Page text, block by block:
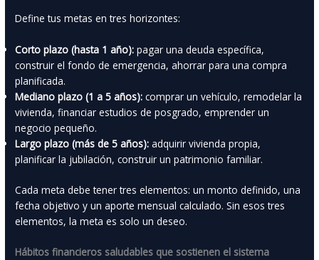
Define tus metas en tres horizontes:
Corto plazo (hasta 1 año): pagar una deuda específica,
construir el fondo de emergencia, ahorrar para una compra
planificada.
Mediano plazo (1 a 5 años): comprar un vehículo, remodelar la
vivienda, financiar estudios de posgrado, emprender un
negocio pequeño.
Largo plazo (más de 5 años): adquirir vivienda propia,
planificar la jubilación, construir un patrimonio familiar.
Cada meta debe tener tres elementos: un monto definido, una
fecha objetivo y un aporte mensual calculado. Sin esos tres
elementos, la meta es solo un deseo.
Hábitos financieros saludables que sostienen el sistema